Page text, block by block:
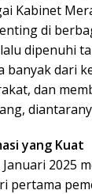
Kabinet
di
dipenuhi
dari
dan
yang Kuat
2025
pertama